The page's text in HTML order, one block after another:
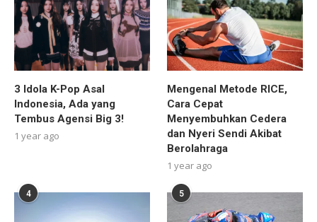
3 Idola K-Pop Asal
Indonesia, Ada yang
Tembus Agensi Big 3!
1 year ago
Mengenal Metode RICE,
Cara Cepat
Menyembuhkan Cedera
dan Nyeri Sendi Akibat
Berolahraga
1 year ago
4 5